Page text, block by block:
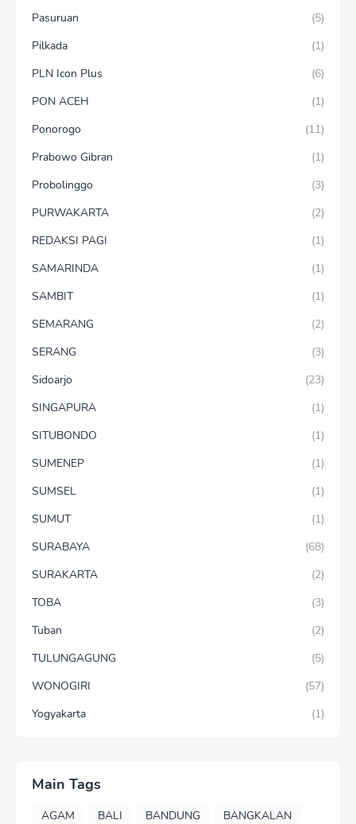
Pasuruan
(5)
Pilkada
(1)
PLN Icon Plus
(6)
PON ACEH
(1)
Ponorogo
(11)
Prabowo Gibran
(1)
Probolinggo
(3)
PURWAKARTA
(2)
REDAKSI PAGI
(1)
SAMARINDA
(1)
SAMBIT
(1)
SEMARANG
(2)
SERANG
(3)
Sidoarjo
(23)
SINGAPURA
(1)
SITUBONDO
(1)
SUMENEP
(1)
SUMSEL
(1)
SUMUT
(1)
SURABAYA
(68)
SURAKARTA
(2)
TOBA
(3)
Tuban
(2)
TULUNGAGUNG
(5)
WONOGIRI
(57)
Yogyakarta
(1)
Main Tags
AGAM BALI BANDUNG
BANGKALAN